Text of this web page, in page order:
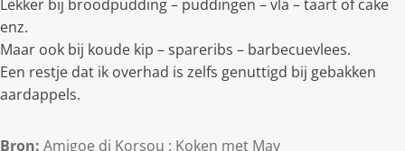
Lekker bij broodpudding – puddingen – vla – taart of cake
enz.
Maar ook bij koude kip – spareribs – barbecuevlees.
Een restje dat ik overhad is zelfs genuttigd bij gebakken
aardappels.
Bron: Amigoe di Korsou : Koken met May